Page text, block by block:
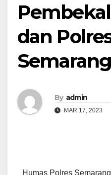
dan
Semarang
By admin
MAR 17, 2023
Humas Polres